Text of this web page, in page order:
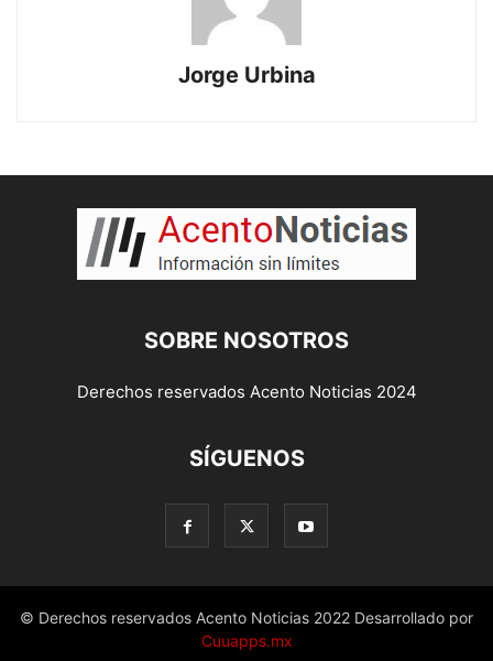
Jorge Urbina
SOBRE NOSOTROS
Derechos reservados Acento Noticias 2024
SÍGUENOS
© Derechos reservados Acento Noticias 2022 Desarrollado por
Cuuapps.mx